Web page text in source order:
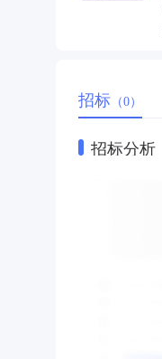
招标 （0）
招标分析